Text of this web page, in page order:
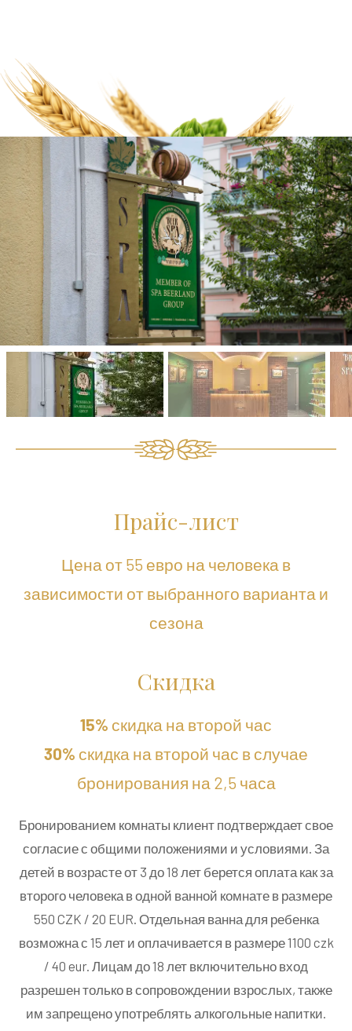
Прайс-лист
Цена от 55 евро на человека в
зависимости от выбранного варианта и
сезона
Скидка
15% скидка на второй час
30% скидка на второй час в случае
бронирования на 2,5 часа
Бронированием комнаты клиент подтверждает свое
согласие с общими положениями и условиями. За
детей в возрасте от 3 до 18 лет берется оплата как за
второго человека в одной ванной комнате в размере
550 CZK / 20 EUR. Отдельная ванна для ребенка
возможна с 15 лет и оплачивается в размере 1100 czk
/ 40 eur. Лицам до 18 лет включительно вход
разрешен только в сопровождении взрослых, также
им запрещено употреблять алкогольные напитки.